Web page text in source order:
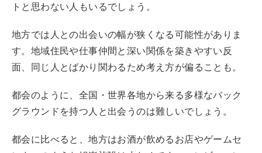
トと思わない人もいるでしょう。
地方では人との出会いの幅が狭くなる可能性がありま
す。地域住民や仕事仲間と深い関係を築きやすい反
面、同じ人とばかり関わるため考え方が偏ることも。
都会のように、全国・世界各地から来る多様なバック
グラウンドを持つ人と出会うのは難しいでしょう。
都会に比べると、地方はお酒が飲めるお店やゲームセ